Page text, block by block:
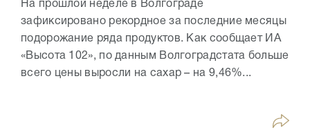
На прошлой неделе в Волгограде
зафиксировано рекордное за последние месяцы
подорожание ряда продуктов. Как сообщает ИА
«Высота 102», по данным Волгоградстата больше
всего цены выросли на сахар – на 9,46%...